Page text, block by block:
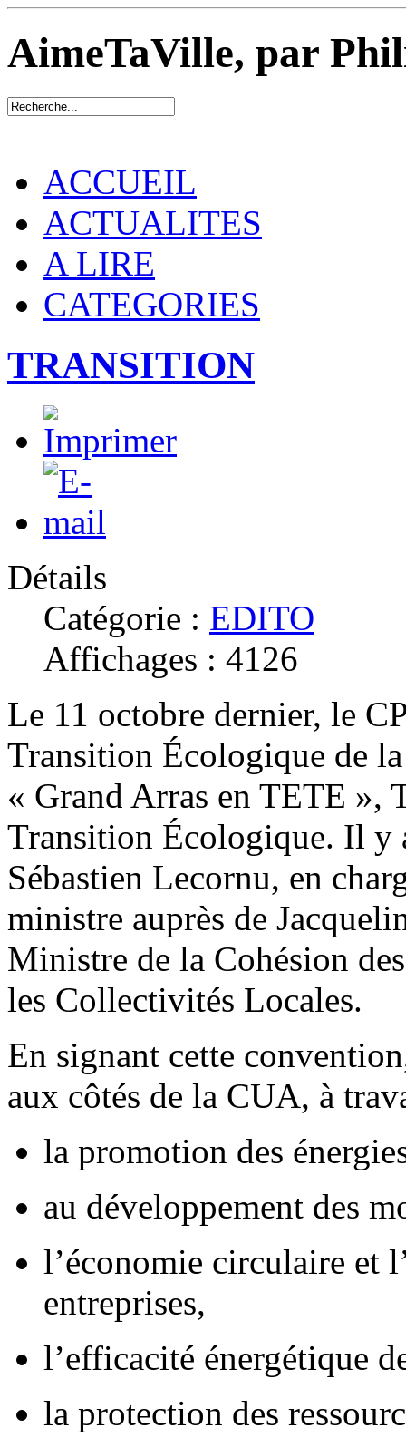
AimeTaVille, par
ACCUEIL
ACTUALITES
A LIRE
CATEGORIES
TRANSITION
Détails
Catégorie : EDITO
Affichages : 4126
Le 11 octobre dernier, le
Transition Écologique de
« Grand Arras en TETE »,
Transition Écologique. Il y
Sébastien Lecornu, en
ministre auprès de
Ministre de la Cohésion
les Collectivités Locales.
En signant cette
aux côtés de la CUA, à
la promotion des
au développement des
l’économie circulaire et
entreprises,
l’efficacité énergétique
la protection des